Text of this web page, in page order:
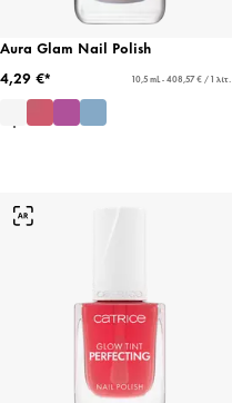
Aura Glam Nail Polish
4,29 €*
10,5 mL - 408,57 € / 1 λίτ.